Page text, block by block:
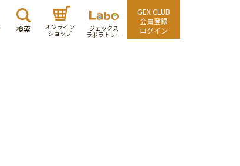
検索 オンライン
ショップ
ジェックス
ラボラトリー
GEX CLUB
会員登録
ログイン